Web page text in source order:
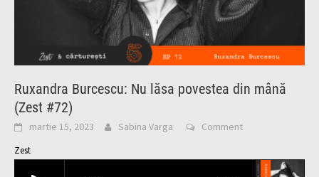
Ruxandra Burcescu: Nu lăsa povestea din mână
(Zest #72)
martie 15, 2023 Sabina Varga Comment
Zest